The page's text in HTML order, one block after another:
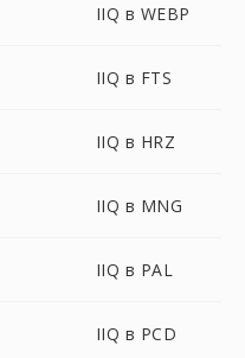
IIQ в WEBP
IIQ в FTS
IIQ в HRZ
IIQ в MNG
IIQ в PAL
IIQ в PCD